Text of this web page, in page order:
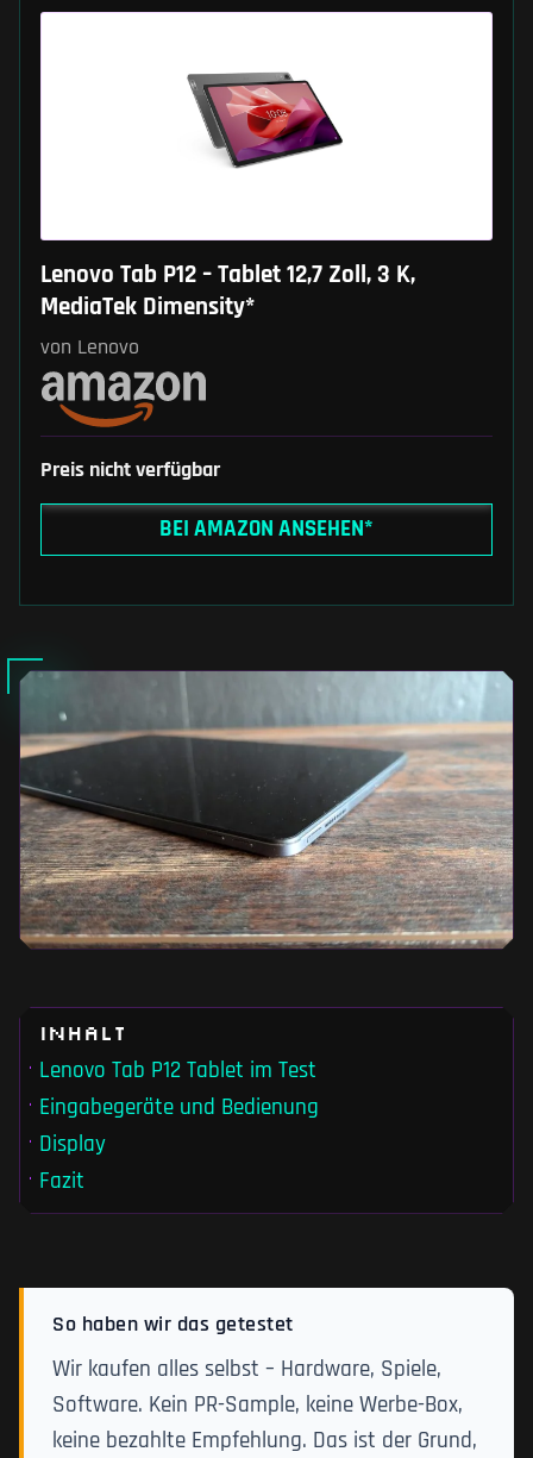
Lenovo Tab P12 – Tablet 12,7 Zoll, 3 K,
MediaTek Dimensity*
von Lenovo
Preis nicht verfügbar
BEI AMAZON ANSEHEN*
Inhalt
Lenovo Tab P12 Tablet im Test
Eingabegeräte und Bedienung
Display
Fazit
So haben wir das getestet
Wir kaufen alles selbst – Hardware, Spiele,
Software. Kein PR-Sample, keine Werbe-Box,
keine bezahlte Empfehlung. Das ist der Grund,